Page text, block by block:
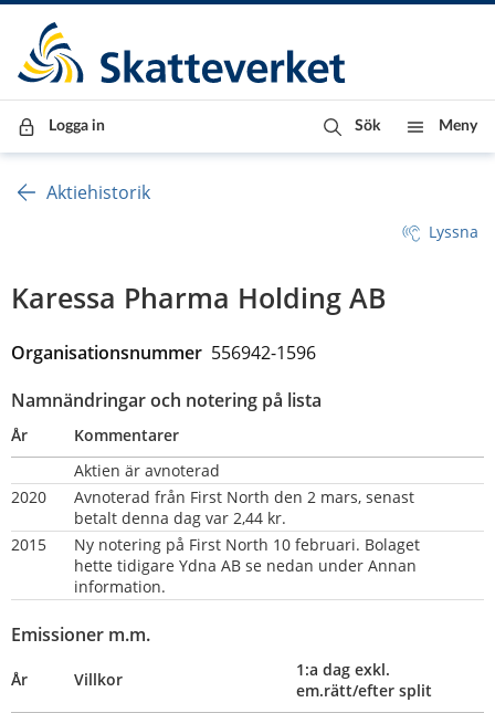
Till innehåll
Till navigationen
Till chattrobot
Logga in Sök Meny
Aktiehistorik
Lyssna
Karessa Pharma Holding AB
Organisationsnummer 556942-1596
Namnändringar och notering på lista
År
Kommentarer
Aktien är avnoterad
2020
Avnoterad från First North den 2 mars, senast
betalt denna dag var 2,44 kr.
2015
Ny notering på First North 10 februari. Bolaget
hette tidigare Ydna AB se nedan under Annan
information.
Emissioner m.m.
År Villkor
1:a dag exkl.
em.rätt/efter split